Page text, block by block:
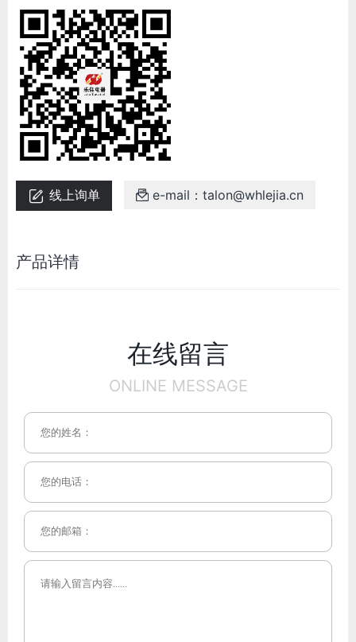
 线上询单  e-mail：talon@whlejia.cn
产品详情
在线留言
ONLINE MESSAGE